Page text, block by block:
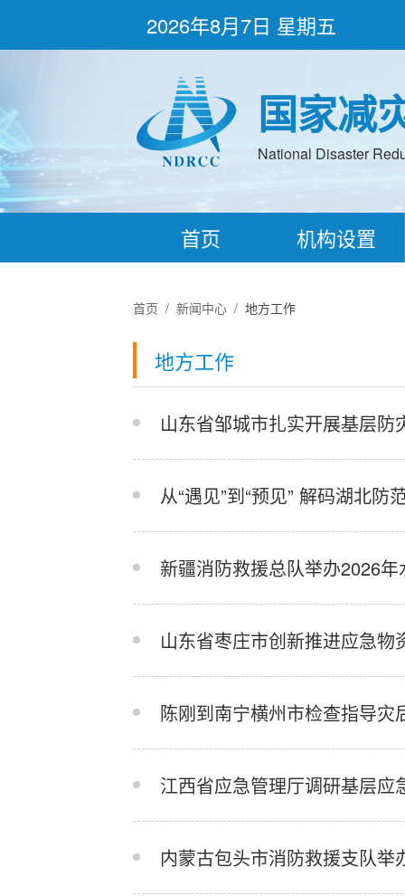
2026年8月7日 星期五
国家减
National Disaster
首页 机构设置
首页 / 新闻中心/ 地方工作
地方工作
山东省邹城市扎实开展基层防
从“遇见”到“预见” 解码湖北
新疆消防救援总队举办2026
山东省枣庄市创新推进应急物
陈刚到南宁横州市检查指导灾
江西省应急管理厅调研基层应
内蒙古包头市消防救援支队